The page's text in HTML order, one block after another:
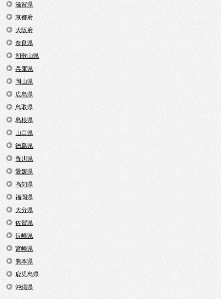
滋賀県
京都府
大阪府
奈良県
和歌山県
兵庫県
岡山県
広島県
鳥取県
島根県
山口県
徳島県
香川県
愛媛県
高知県
福岡県
大分県
佐賀県
長崎県
宮崎県
熊本県
鹿児島県
沖縄県